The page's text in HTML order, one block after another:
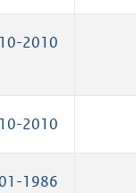
2010
2010
1986